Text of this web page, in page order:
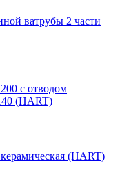
ватрубы 2 части
с отводом
(HART)
(HART)